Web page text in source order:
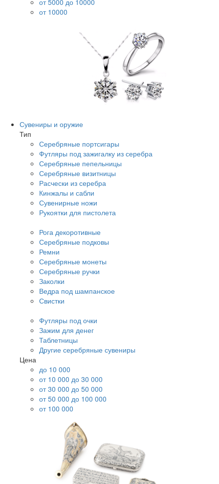
от 5000 до 10000
от 10000
Сувениры и оружие
Тип
Серебряные портсигары
Футляры под зажигалку из серебра
Серебряные пепельницы
Серебряные визитницы
Расчески из серебра
Кинжалы и сабли
Сувенирные ножи
Рукоятки для пистолета
Рога декоротивные
Серебряные подковы
Ремни
Серебряные монеты
Серебряные ручки
Заколки
Ведра под шампанское
Свистки
Футляры под очки
Зажим для денег
Таблетницы
Другие серебряные сувениры
Цена
до 10 000
от 10 000 до 30 000
от 30 000 до 50 000
от 50 000 до 100 000
от 100 000